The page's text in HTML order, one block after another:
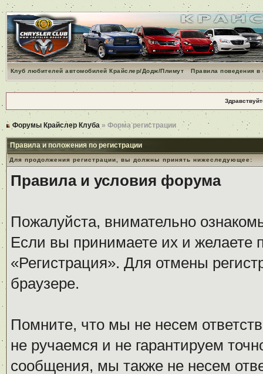
Клуб любителей автомобилей Крайслер/Додж/Плимут Правила поведения
Форумы Крайслер Клуба » Форма регистрации
Правила и положения по регистрации
Для продолжения регистрации, вы должны принять нижеследующее:
Правила и условия форума
Пожалуйста, внимательно
Если вы принимаете их и желаете
«Регистрация». Для отмены
браузере.
Помните, что мы не несем
не ручаемся и не гарантируем
сообщения, мы также не несем